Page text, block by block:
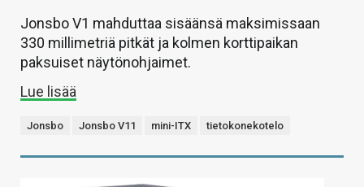
Jonsbo V1 mahduttaa sisäänsä maksimissaan
330 millimetriä pitkät ja kolmen korttipaikan
paksuiset näytönohjaimet.
Lue lisää
Jonsbo Jonsbo V11 mini-ITX tietokonekotelo